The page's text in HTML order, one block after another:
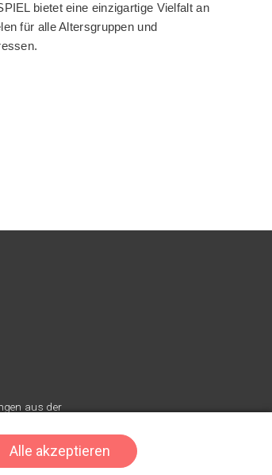
bietet eine einzigartige Vielfalt an
für alle Altersgruppen und
aus der